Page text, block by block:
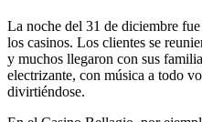
La noche del 31 de diciembre
los casinos. Los clientes se
y muchos llegaron con sus
electrizante, con música a todo
divirtiéndose.